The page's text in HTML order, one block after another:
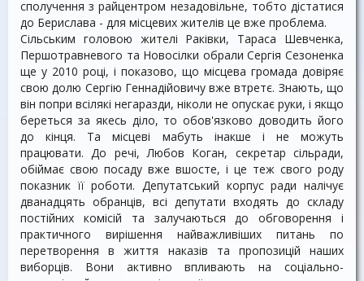
сполучення з райцентром незадовільне, тобто дістатися
до Берислава - для місцевих жителів це вже проблема.
Сільським головою жителі Раківки, Тараса Шевченка,
Першотравневого та Новосілки обрали Сергія Сезоненка
ще у 2010 році, і показово, що місцева громада довіряє
свою долю Сергію Геннадійовичу вже втретє. Знають, що
він попри всілякі негаразди, ніколи не опускає руки, і якщо
береться за якесь діло, то обов'язково доводить його
до кінця. Та місцеві мабуть інакше і не можуть
працювати. До речі, Любов Коган, секретар сільради,
обіймає свою посаду вже вшосте, і це теж свого роду
показник її роботи. Депутатський корпус ради налічує
дванадцять обранців, всі депутати входять до складу
постійних комісій та залучаються до обговорення і
практичного вирішення найважливіших питань по
перетворення в життя наказів та пропозицій наших
виборців. Вони активно впливають на соціально-